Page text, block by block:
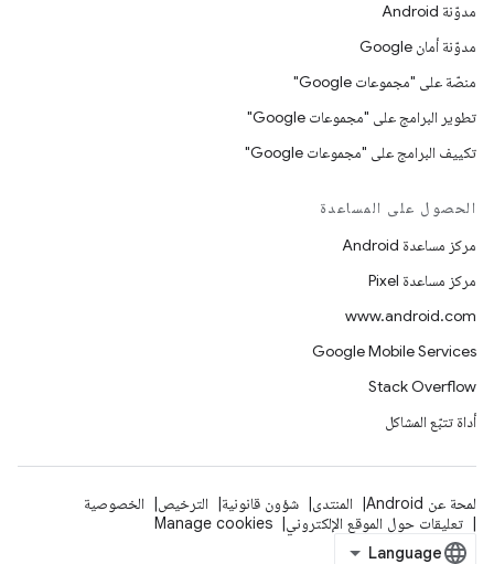
مدوّنة Android
مدوّنة أمان Google
منصّة على "مجموعات Google"
تطوير البرامج على "مجموعات Google"
تكييف البرامج على "مجموعات Google"
الحصول على المساعدة
مركز مساعدة Android
مركز مساعدة Pixel
www.android.com
Google Mobile Services
Stack Overflow
أداة تتبّع المشاكل
لمحة عن Android المنتدى شؤون قانونية الترخيص
الخصوصية
تعليقات حول الموقع الإلكتروني
Manage cookies